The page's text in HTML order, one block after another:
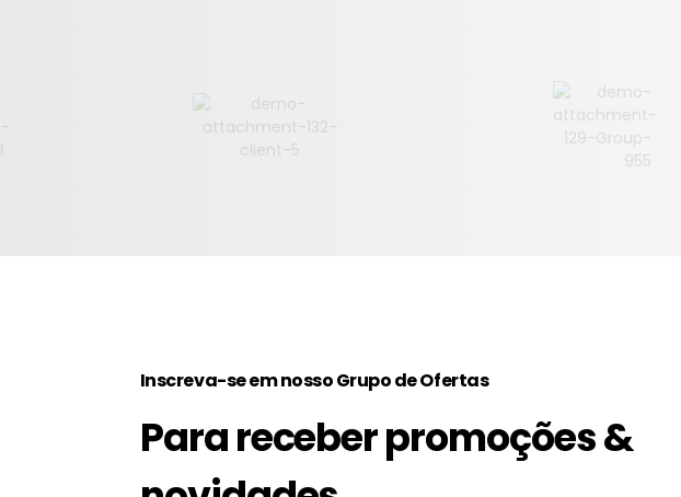
Inscreva-se em nosso Grupo de Ofertas
Para receber promoções &